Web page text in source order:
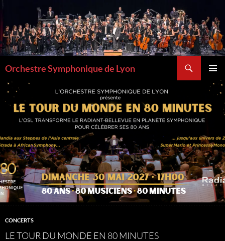
contenu
Orchestre Symphonique de Lyon
MENU
CONCERTS
LE TOUR DU MONDE EN 80 MINUTES